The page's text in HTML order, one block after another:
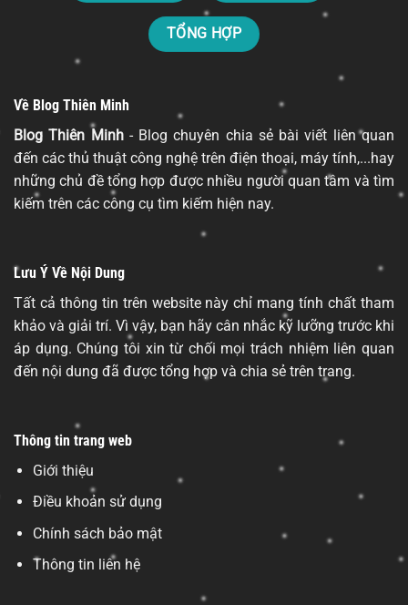
TỔNG HỢP
Về Blog Thiên Minh
Blog Thiên Minh- Blog chuyên chia sẻ bài viết liên quan
đến các thủ thuật công nghệ trên điện thoại, máy tính,...hay
những chủ đề tổng hợp được nhiều người quan tâm và tìm
kiếm trên các công cụ tìm kiếm hiện nay.
Lưu Ý Về Nội Dung
Tất cả thông tin trên website này chỉ mang tính chất tham
khảo và giải trí. Vì vậy, bạn hãy cân nhắc kỹ lưỡng trước khi
áp dụng. Chúng tôi xin từ chối mọi trách nhiệm liên quan
đến nội dung đã được tổng hợp và chia sẻ trên trang.
Thông tin trang web
Giới thiệu
Điều khoản sử dụng
Chính sách bảo mật
Thông tin liên hệ